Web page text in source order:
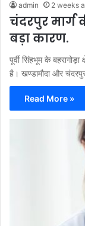
admin 2 weeks
चंदरपुर मार्ग
बड़ा कारण.
पूर्वी सिंहभूम के
है। खण्डामौदा और
Read More »